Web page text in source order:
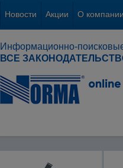
Новости Акции О компании
Информационно-
ВСЕ